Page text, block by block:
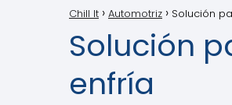
Chill It Automotriz Solución
Solución
enfría